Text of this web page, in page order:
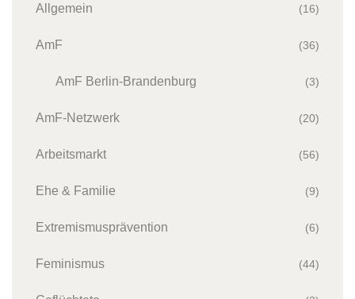
Allgemein (16)
AmF (36)
AmF Berlin-Brandenburg (3)
AmF-Netzwerk (20)
Arbeitsmarkt (56)
Ehe & Familie (9)
Extremismusprävention (6)
Feminismus (44)